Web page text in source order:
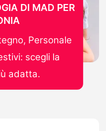
DI MAD PER
Personale
scegli la
adatta.